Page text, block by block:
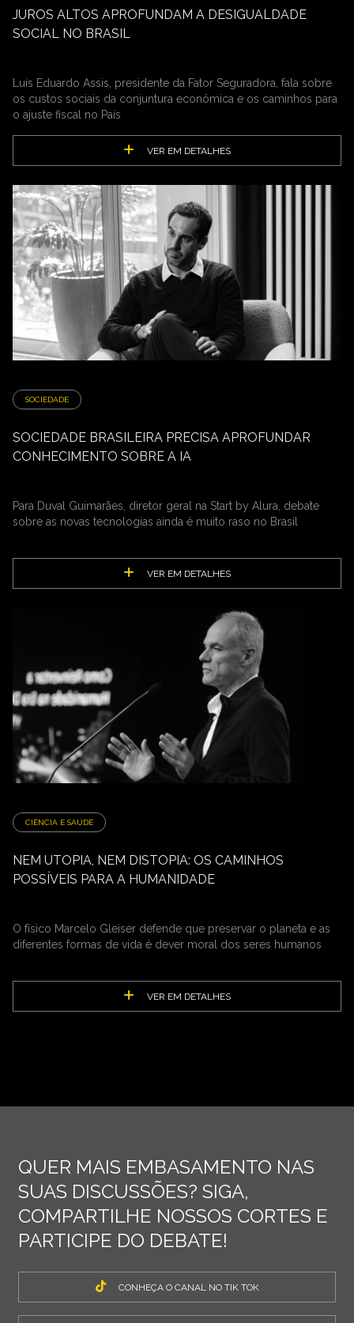
JUROS ALTOS APROFUNDAM A DESIGUALDADE
SOCIAL NO BRASIL
Luís Eduardo Assis, presidente da Fator Seguradora, fala sobre
os custos sociais da conjuntura econômica e os caminhos para
o ajuste fiscal no País
VER EM DETALHES
SOCIEDADE
SOCIEDADE BRASILEIRA PRECISA APROFUNDAR
CONHECIMENTO SOBRE A IA
Para Duval Guimarães, diretor geral na Start by Alura, debate
sobre as novas tecnologias ainda é muito raso no Brasil
VER EM DETALHES
CIÊNCIA E SAÚDE
NEM UTOPIA, NEM DISTOPIA: OS CAMINHOS
POSSÍVEIS PARA A HUMANIDADE
O físico Marcelo Gleiser defende que preservar o planeta e as
diferentes formas de vida é dever moral dos seres humanos
VER EM DETALHES
QUER MAIS EMBASAMENTO NAS
SUAS DISCUSSÕES? SIGA,
COMPARTILHE NOSSOS CORTES E
PARTICIPE DO DEBATE!
CONHEÇA O CANAL NO TIK TOK